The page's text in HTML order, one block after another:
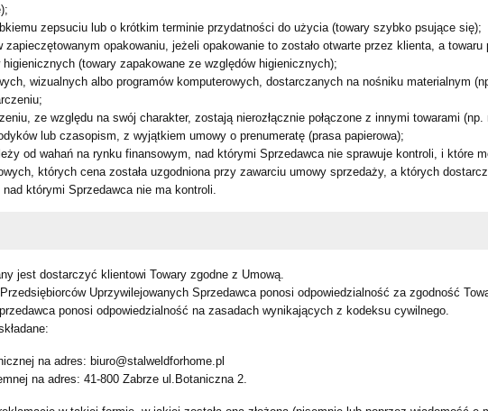
zepsuciu lub o krótkim terminie przydatności do użycia (towary szybko psujące się);
zapieczętowanym opakowaniu, jeżeli opakowanie to zostało otwarte przez klienta, a
higienicznych (towary zapakowane ze względów higienicznych);
wizualnych albo programów komputerowych, dostarczanych na nośniku materialnym
ze względu na swój charakter, zostają nierozłącznie połączone z innymi towarami
lub czasopism, z wyjątkiem umowy o prenumeratę (prasa papierowa);
od wahań na rynku finansowym, nad którymi Sprzedawca nie sprawuje kontroli, i które
których cena została uzgodniona przy zawarciu umowy sprzedaży, a których
którymi Sprzedawca nie ma kontroli.
jest dostarczyć klientowi Towary zgodne z Umową.
Uprzywilejowanych Sprzedawca ponosi odpowiedzialność za zgodność
ponosi odpowiedzialność na zasadach wynikających z kodeksu cywilnego.
na adres: biuro@stalweldforhome.pl
na adres: 41-800 Zabrze ul.Botaniczna 2.